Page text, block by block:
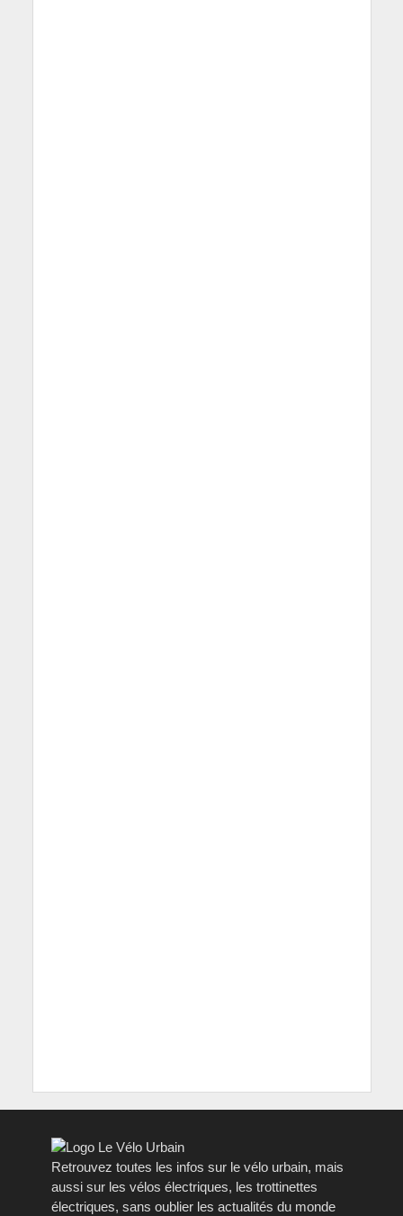
Retrouvez toutes les infos sur le vélo urbain, mais
aussi sur les vélos électriques, les trottinettes
électriques, sans oublier les actualités du monde